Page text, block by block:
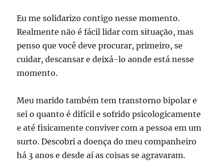
Eu me solidarizo contigo nesse momento.
Realmente não é fácil lidar com situação, mas
penso que você deve procurar, primeiro, se
cuidar, descansar e deixá-lo aonde está nesse
momento.
Meu marido também tem transtorno bipolar e
sei o quanto é difícil e sofrido psicologicamente
e até fisicamente conviver com a pessoa em um
surto. Descobri a doença do meu companheiro
há 3 anos e desde aí as coisas se agravaram.